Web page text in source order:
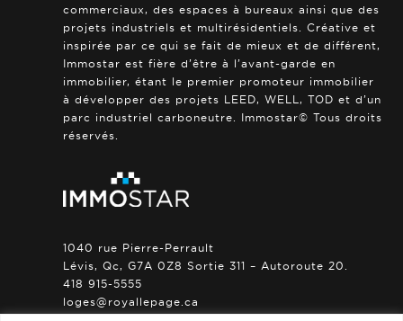
commerciaux, des espaces à bureaux ainsi que des
projets industriels et multirésidentiels. Créative et
inspirée par ce qui se fait de mieux et de différent,
Immostar est fière d’être à l’avant-garde en
immobilier, étant le premier promoteur immobilier
à développer des projets LEED, WELL, TOD et d’un
parc industriel carboneutre. Immostar© Tous droits
réservés.
1040 rue Pierre-Perrault
Lévis, Qc, G7A 0Z8 Sortie 311 – Autoroute 20.
418 915-5555
loges@royallepage.ca